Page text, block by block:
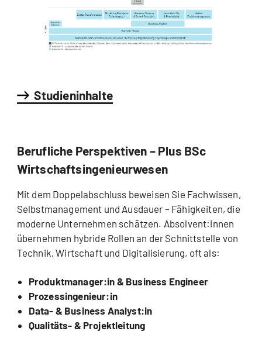
Studieninhalte
Berufliche Perspektiven – Plus BSc
Wirtschaftsingenieurwesen
Mit dem Doppelabschluss beweisen Sie Fachwissen,
Selbstmanagement und Ausdauer – Fähigkeiten, die
moderne Unternehmen schätzen. Absolvent:innen
übernehmen hybride Rollen an der Schnittstelle von
Technik, Wirtschaft und Digitalisierung, oft als:
Produktmanager:in & Business Engineer
Prozess­ingenieur:in
Data- & Business Analyst:in
Qualitäts- & Projektleitung